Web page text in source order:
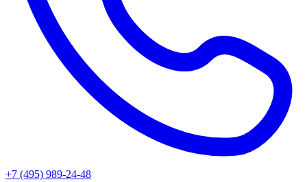
+7 (495) 989-24-48